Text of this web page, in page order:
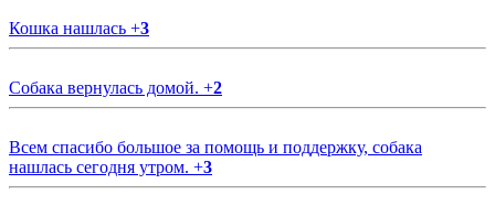
Кошка нашлась +3
Собака вернулась домой. +2
Всем спасибо большое за помощь и поддержку, собака
нашлась сегодня утром. +3